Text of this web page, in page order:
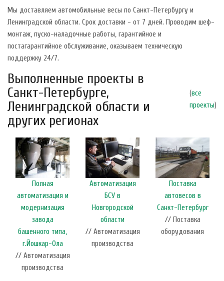
Мы доставляем автомобильные весы по Санкт-Петербургу и
Ленинградской области. Срок доставки - от 7 дней. Проводим шеф-
монтаж, пуско-наладочные работы, гарантийное и
постагарантийное обслуживание, оказываем техническую
поддержку 24/7.
Выполненные проекты в
Санкт-Петербурге,
Ленинградской области и
других регионах
(все
проекты)
Полная
автоматизация и
модернизация
завода
башенного типа,
г.Йошкар-Ола
// Автоматизация
производства
Автоматизация
БСУ в
Новгородской
области
// Автоматизация
производства
Поставка
автовесов в
Санкт-Петербург
// Поставка
оборудования